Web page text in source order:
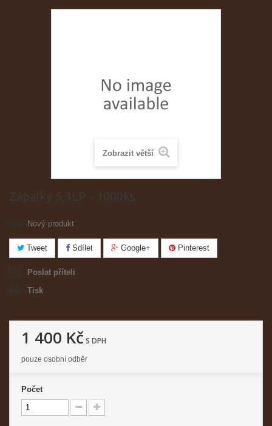
Zobrazit větší
Zápalky 5,3LP - 1000ks
Nový produkt
Tweet Sdílet Google+ Pinterest
Poslat příteli
Tisk
1 400 KčS DPH
pouze osobní odběr
Počet